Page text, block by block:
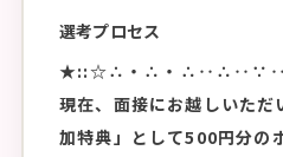
選考プロセス
★::☆∴・∴・
現在、面接にお越しいただ
加特典」として500円分の